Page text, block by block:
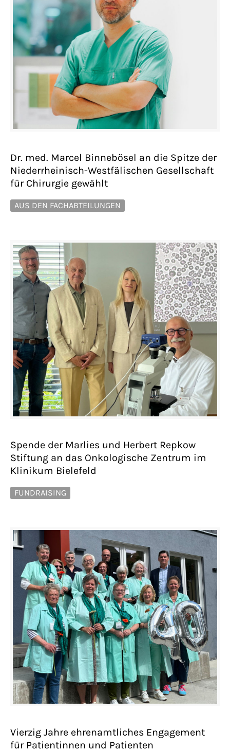
Dr. med. Marcel Binnebösel an die Spitze der
Niederrheinisch-Westfälischen Gesellschaft
für Chirurgie gewählt
AUS DEN FACHABTEILUNGEN
Spende der Marlies und Herbert Repkow
Stiftung an das Onkologische Zentrum im
Klinikum Bielefeld
FUNDRAISING
Vierzig Jahre ehrenamtliches Engagement
für Patientinnen und Patienten